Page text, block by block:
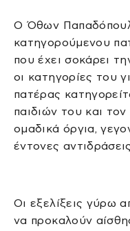
Ο Όθων
κατηγορούμενου
που έχει σοκάρει
οι κατηγορίες του
πατέρας
παιδιών του και
ομαδικά όργια,
έντονες
Οι εξελίξεις γύρω
να προκαλούν